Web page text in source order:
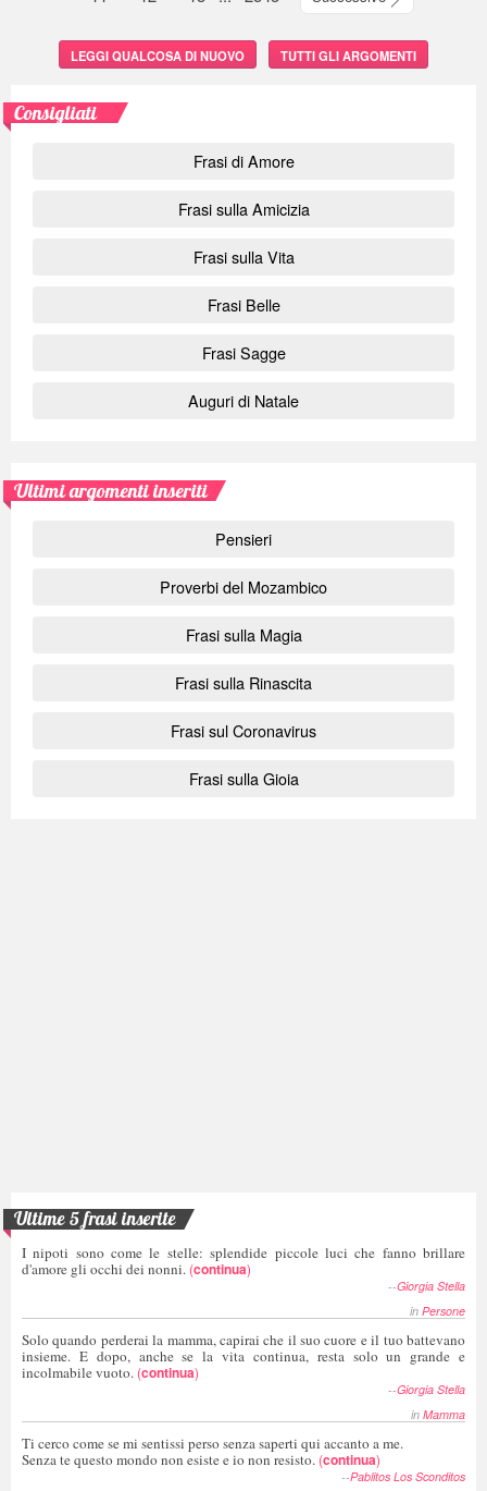
LEGGI QUALCOSA DI NUOVO TUTTI GLI ARGOMENTI
Consigliati
Frasi di Amore
Frasi sulla Amicizia
Frasi sulla Vita
Frasi Belle
Frasi Sagge
Auguri di Natale
Ultimi argomenti inseriti
Pensieri
Proverbi del Mozambico
Frasi sulla Magia
Frasi sulla Rinascita
Frasi sul Coronavirus
Frasi sulla Gioia
Ultime 5 frasi inserite
I nipoti sono come le stelle: splendide piccole luci che fanno brillare
d'amore gli occhi dei nonni. (continua)
--Giorgia Stella
in Persone
Solo quando perderai la mamma, capirai che il suo cuore e il tuo battevano
insieme. E dopo, anche se la vita continua, resta solo un grande e
incolmabile vuoto. (continua)
--Giorgia Stella
in Mamma
Ti cerco come se mi sentissi perso senza saperti qui accanto a me.
Senza te questo mondo non esiste e io non resisto. (continua)
--Pablitos Los Sconditos